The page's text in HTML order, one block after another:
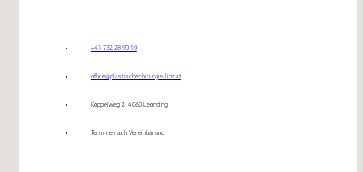
+43 732 28 90 10
office@plastischechirurgie-linz.at
Koppelweg 2, 4060 Leonding
Termine nach Vereinbarung